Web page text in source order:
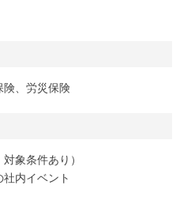
険、労災保険
象条件あり）
内イベント